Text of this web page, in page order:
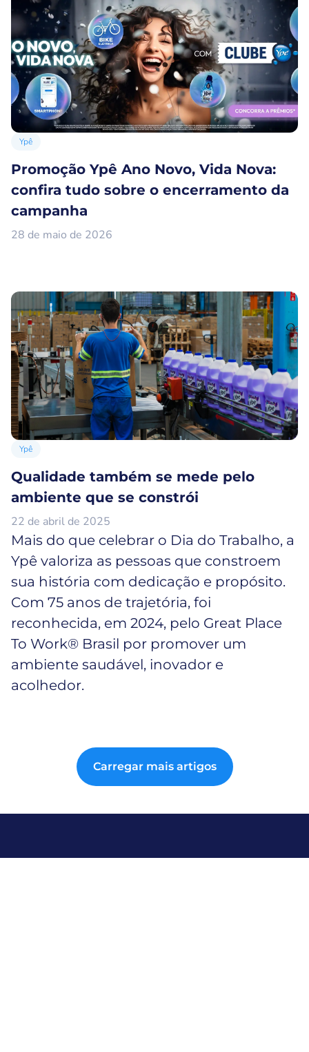
Ypê
Promoção Ypê Ano Novo, Vida Nova:
confira tudo sobre o encerramento da
campanha
28 de maio de 2026
Ypê
Qualidade também se mede pelo
ambiente que se constrói
22 de abril de 2025
Mais do que celebrar o Dia do Trabalho, a
Ypê valoriza as pessoas que constroem
sua história com dedicação e propósito.
Com 75 anos de trajetória, foi
reconhecida, em 2024, pelo Great Place
To Work® Brasil por promover um
ambiente saudável, inovador e
acolhedor.
Carregar mais artigos